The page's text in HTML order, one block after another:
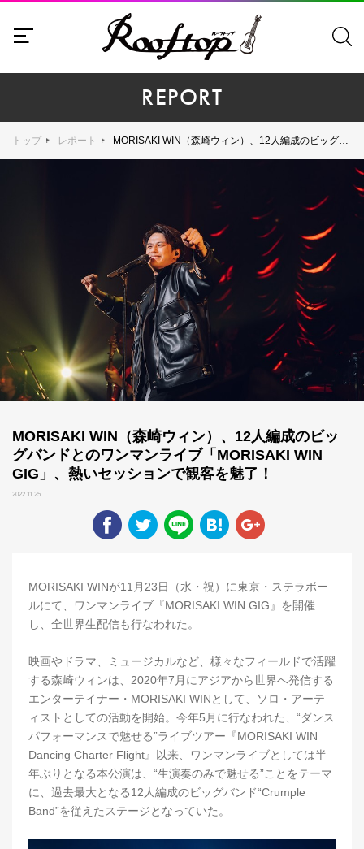
REPORT
トップ レポート MORISAKI WIN（森崎ウィン）、12人編成のビッグバンドとのワンマンライブ「MORISAKI WIN GIG」、熱いセッションで観客を魅了！
MORISAKI WIN（森崎ウィン）、12人編成のビッ
グバンドとのワンマンライブ「MORISAKI WIN
GIG」、熱いセッションで観客を魅了！
2022.11.25
MORISAKI WINが11月23日（水・祝）に東京・ステラボー
ルにて、ワンマンライブ『MORISAKI WIN GIG』を開催
し、全世界生配信も行なわれた。
映画やドラマ、ミュージカルなど、様々なフィールドで活躍
する森崎ウィンは、2020年7月にアジアから世界へ発信する
エンターテイナー・MORISAKI WINとして、ソロ・アーテ
ィストとしての活動を開始。今年5月に行なわれた、“ダンス
パフォーマンスで魅せる”ライブツアー『MORISAKI WIN
Dancing Charter Flight』以来、ワンマンライブとしては半
年ぶりとなる本公演は、“生演奏のみで魅せる”ことをテーマ
に、過去最大となる12人編成のビッグバンド“Crumple
Band”を従えたステージとなっていた。